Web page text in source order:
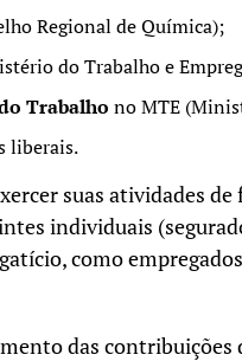
Regional de Química);
do Trabalho e
Trabalho no MTE
liberais.
suas atividades
individuais
como
das